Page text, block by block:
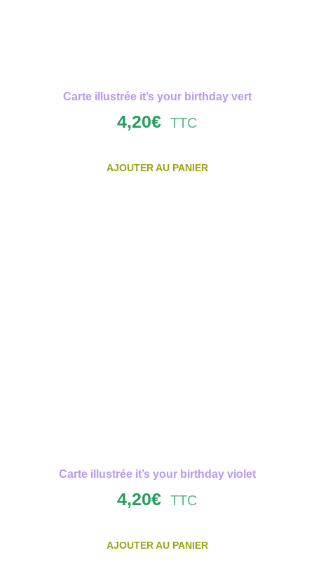
Carte illustrée it’s your birthday vert
4,20€ TTC
AJOUTER AU PANIER
Carte illustrée it’s your birthday violet
4,20€ TTC
AJOUTER AU PANIER